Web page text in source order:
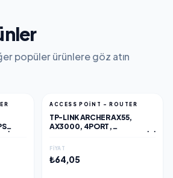
popüler ürünlere göz atın
ACCESS POINT - ROUTER
TP-LINK ARCHER AX55,
AX3000, 4PORT,
6, MASAÜSTÜ, GIGABIT,
FIYAT
₺64,05